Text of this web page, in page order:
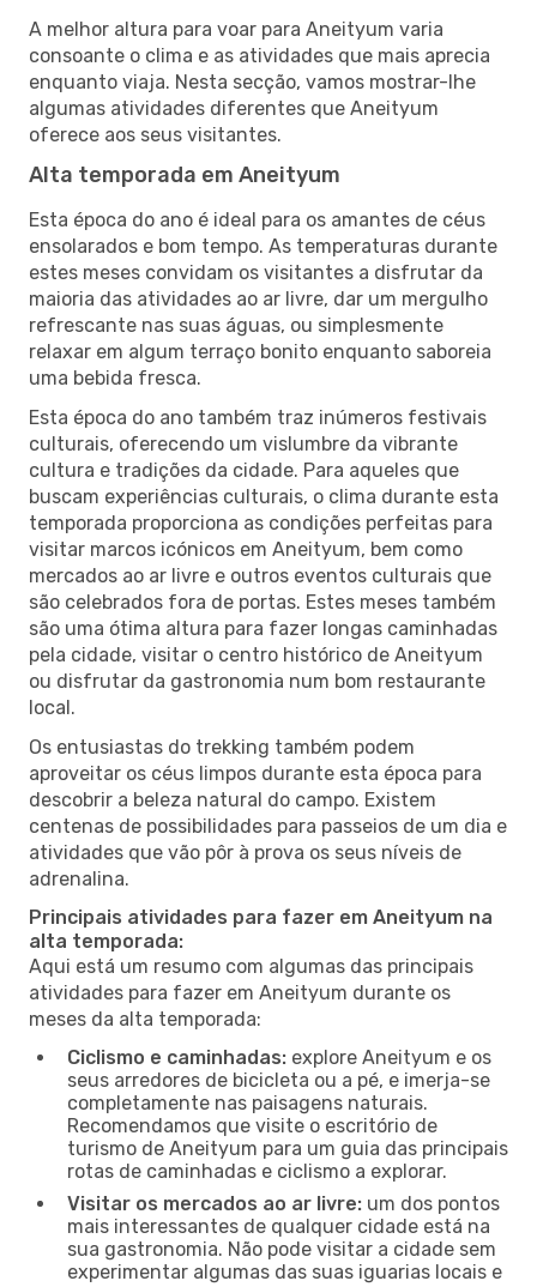
A melhor altura para voar para Aneityum varia
consoante o clima e as atividades que mais aprecia
enquanto viaja. Nesta secção, vamos mostrar-lhe
algumas atividades diferentes que Aneityum
oferece aos seus visitantes.
Alta temporada em Aneityum
Esta época do ano é ideal para os amantes de céus
ensolarados e bom tempo. As temperaturas durante
estes meses convidam os visitantes a disfrutar da
maioria das atividades ao ar livre, dar um mergulho
refrescante nas suas águas, ou simplesmente
relaxar em algum terraço bonito enquanto saboreia
uma bebida fresca.
Esta época do ano também traz inúmeros festivais
culturais, oferecendo um vislumbre da vibrante
cultura e tradições da cidade. Para aqueles que
buscam experiências culturais, o clima durante esta
temporada proporciona as condições perfeitas para
visitar marcos icónicos em Aneityum, bem como
mercados ao ar livre e outros eventos culturais que
são celebrados fora de portas. Estes meses também
são uma ótima altura para fazer longas caminhadas
pela cidade, visitar o centro histórico de Aneityum
ou disfrutar da gastronomia num bom restaurante
local.
Os entusiastas do trekking também podem
aproveitar os céus limpos durante esta época para
descobrir a beleza natural do campo. Existem
centenas de possibilidades para passeios de um dia e
atividades que vão pôr à prova os seus níveis de
adrenalina.
Principais atividades para fazer em Aneityum na
alta temporada:
Aqui está um resumo com algumas das principais
atividades para fazer em Aneityum durante os
meses da alta temporada:
Ciclismo e caminhadas: explore Aneityum e os
seus arredores de bicicleta ou a pé, e imerja-se
completamente nas paisagens naturais.
Recomendamos que visite o escritório de
turismo de Aneityum para um guia das principais
rotas de caminhadas e ciclismo a explorar.
Visitar os mercados ao ar livre: um dos pontos
mais interessantes de qualquer cidade está na
sua gastronomia. Não pode visitar a cidade sem
experimentar algumas das suas iguarias locais e